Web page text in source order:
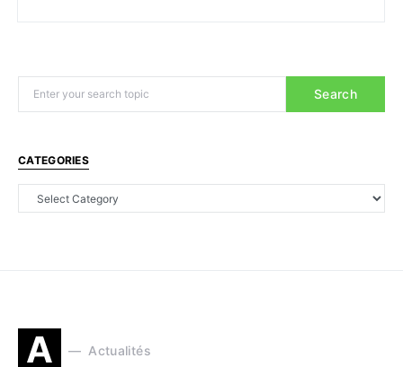
Search
CATEGORIES
A Actualités